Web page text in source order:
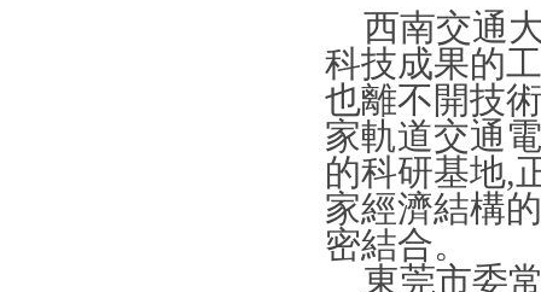
西南交通大
科技成果的
也離不開技
家軌道交通
的科研基地,
家經濟結構
密結合。
東莞市委常